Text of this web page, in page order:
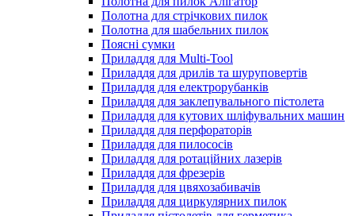
Полотна для стрічкових пилок
Полотна для шабельних пилок
Поясні сумки
Приладдя для Multi-Tool
Приладдя для дрилів та шуруповертів
Приладдя для електрорубанків
Приладдя для заклепувального пістолета
Приладдя для кутових шліфувальних машин
Приладдя для перфораторів
Приладдя для пилососів
Приладдя для ротаційних лазерів
Приладдя для фрезерів
Приладдя для цвяхозабивачів
Приладдя для циркулярних пилок